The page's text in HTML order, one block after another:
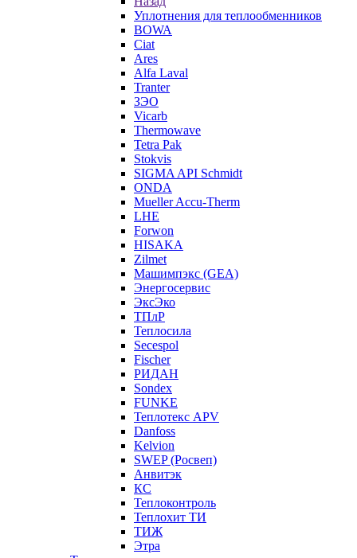
Уплотнения для теплообменников
BOWA
Ciat
Ares
Alfa Laval
Tranter
ЗЭО
Vicarb
Thermowave
Tetra Pak
Stokvis
SIGMA API Schmidt
ONDA
Mueller Accu-Therm
LHE
Forwon
HISAKA
Zilmet
Машимпэкс (GEA)
Энергосервис
ЭксЭко
ТПлР
Теплосила
Secespol
Fischer
РИДАН
Sondex
FUNKE
Теплотекс APV
Danfoss
Kelvion
SWEP (Росвеп)
Анвитэк
КС
Теплоконтроль
Теплохит ТИ
ТИЖ
Этра